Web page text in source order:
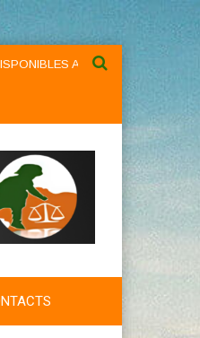
AU NIVEAU DU MENU